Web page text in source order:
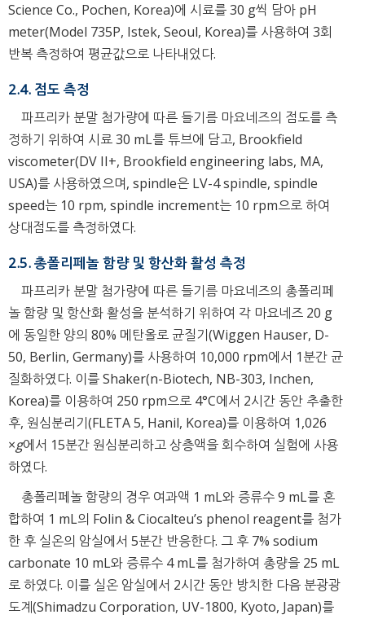
Science Co., Pochen, Korea)에 시료를 30 g씩 담아 pH
meter(Model 735P, Istek, Seoul, Korea)를 사용하여 3회
반복 측정하여 평균값으로 나타내었다.
2.4. 점도 측정
파프리카 분말 첨가량에 따른 들기름 마요네즈의 점도를 측
정하기 위하여 시료 30 mL를 튜브에 담고, Brookfield
viscometer(DV II+, Brookfield engineering labs, MA,
USA)를 사용하였으며, spindle은 LV-4 spindle, spindle
speed는 10 rpm, spindle increment는 10 rpm으로 하여
상대점도를 측정하였다.
2.5. 총폴리페놀 함량 및 항산화 활성 측정
파프리카 분말 첨가량에 따른 들기름 마요네즈의 총폴리페
놀 함량 및 항산화 활성을 분석하기 위하여 각 마요네즈 20 g
에 동일한 양의 80% 메탄올로 균질기(Wiggen Hauser, D-
50, Berlin, Germany)를 사용하여 10,000 rpm에서 1분간 균
질화하였다. 이를 Shaker(n-Biotech, NB-303, Inchen,
Korea)를 이용하여 250 rpm으로 4°C에서 2시간 동안 추출한
후, 원심분리기(FLETA 5, Hanil, Korea)를 이용하여 1,026
×g에서 15분간 원심분리하고 상층액을 회수하여 실험에 사용
하였다.
총폴리페놀 함량의 경우 여과액 1 mL와 증류수 9 mL를 혼
합하여 1 mL의 Folin & Ciocalteu’s phenol reagent를 첨가
한 후 실온의 암실에서 5분간 반응한다. 그 후 7% sodium
carbonate 10 mL와 증류수 4 mL를 첨가하여 총량을 25 mL
로 하였다. 이를 실온 암실에서 2시간 동안 방치한 다음 분광광
도계(Shimadzu Corporation, UV-1800, Kyoto, Japan)를